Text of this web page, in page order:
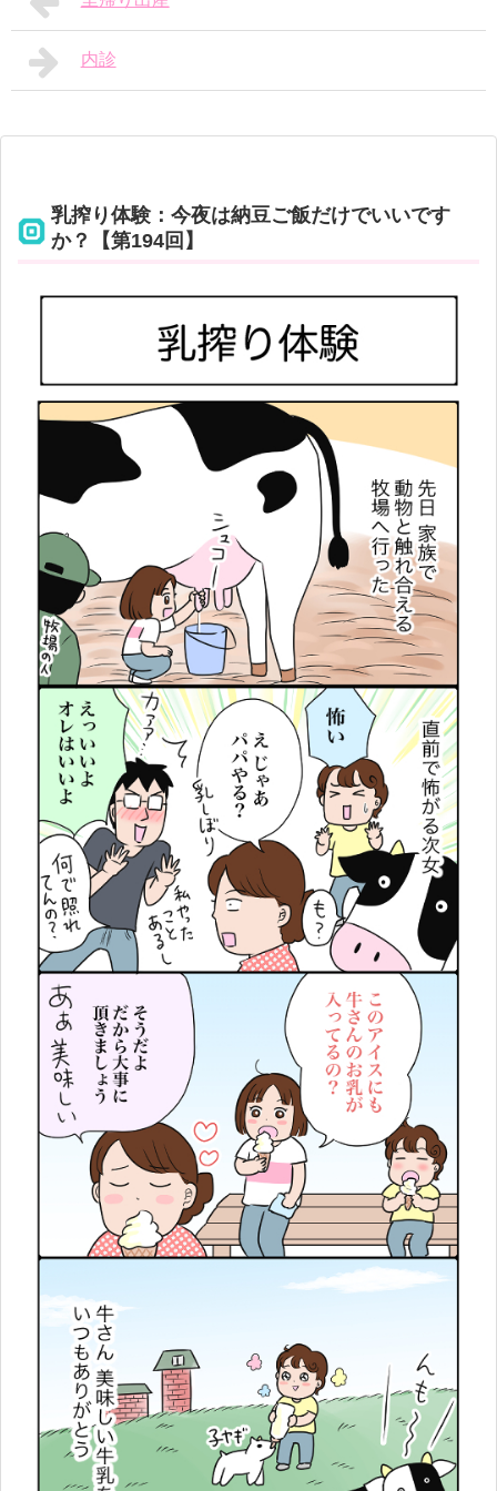
内診
乳搾り体験：今夜は納豆ご飯だけでいいです
か？【第194回】